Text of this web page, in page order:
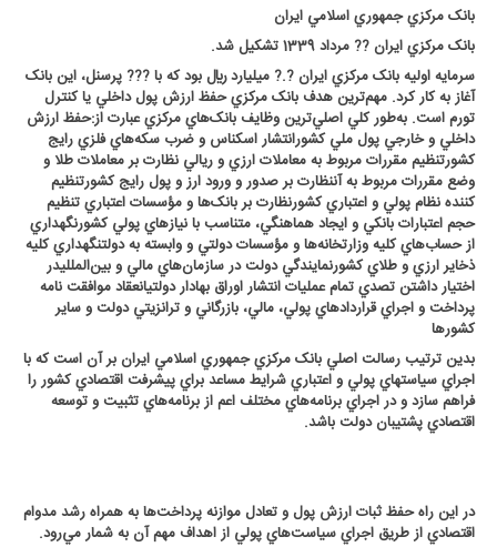
بانک مرکزي جمهوري اسلامي ايران
بانک مرکزي ايران ?? مرداد 1339 تشکيل شد
.
سرمايه اوليه بانک مرکزي ايران ?.? ميليارد ريال بود که با ??? پرسنل، اين بانک
آغاز به کار کرد. مهم‌ترين هدف بانک‌ مرکزي حفظ ارزش پول داخلي يا کنترل
تورم است. به‌طور کلي اصلي‌ترين وظايف بانک‌هاي مرکزي عبارت از:حفظ ارزش
داخلي و خارجي پول ملي کشورانتشار اسکناس و ضرب سکه‌هاي فلزي رايج
کشورتنظيم مقررات مربوط به معاملات ارزي و ريالي نظارت بر معاملات طلا و
وضع مقررات مربوط به آننظارت بر صدور و ورود ارز و پول رايج کشورتنظيم
کننده نظام پولي و اعتباري کشورنظارت بر بانک‌ها و مؤسسات اعتباري تنظيم
حجم اعتبارات بانکي و ايجاد هماهنگي، متناسب با نيازهاي پولي کشورنگهداري
از حساب‌هاي کليه وزارتخانه‌ها و مؤسسات دولتي و وابسته به دولتنگهداري کليه
ذخاير ارزي و طلاي کشورنمايندگي دولت در سازمان‌هاي مالي و بين‌الملليدر
اختيار داشتن تصدي تمام عمليات انتشار اوراق بهادار دولتيانعقاد موافقت نامه
پرداخت و اجراي قراردادهاي پولي، مالي، بازرگاني و ترانزيتي دولت و ساير
کشورها
بدين ترتيب رسالت اصلي بانک مرکزي جمهوري اسلامي ايران بر آن است که با
اجراي سياستهاي پولي و اعتباري شرايط مساعد براي پيشرفت اقتصادي کشور را
فراهم سازد و در اجراي برنامه‌هاي مختلف اعم از برنامه‌هاي تثبيت و توسعه
اقتصادي پشتيبان دولت باشد.
در اين راه حفظ ثبات ارزش پول و تعادل موازنه پرداخت‌ها به همراه رشد مدوام
اقتصادي از طريق اجراي سياست‌هاي پولي از اهداف مهم آن به شمار مي‌رود.